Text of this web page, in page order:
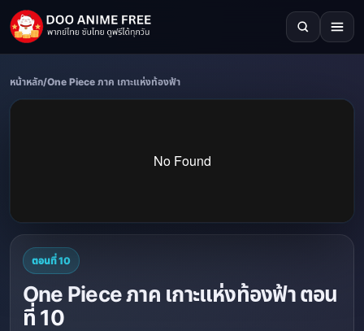
หน้าหลัก/One Piece ภาค เกาะแห่งท้องฟ้า
ตอนที่ 10
One Piece ภาค เกาะแห่งท้องฟ้า ตอน
ที่ 10